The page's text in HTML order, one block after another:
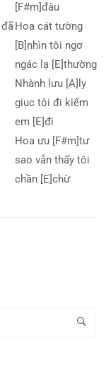
[F#m]đâu
Hoa cát tường
[B]nhìn tôi ngơ
ngác lạ [E]thường
Nhành lưu [A]ly
giục tôi đi kiếm
em [E]đi
Hoa ưu [F#m]tư
sao vẫn thấy tôi
chần [E]chừ